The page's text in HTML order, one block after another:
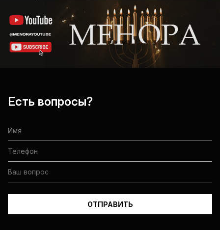
Есть вопросы?